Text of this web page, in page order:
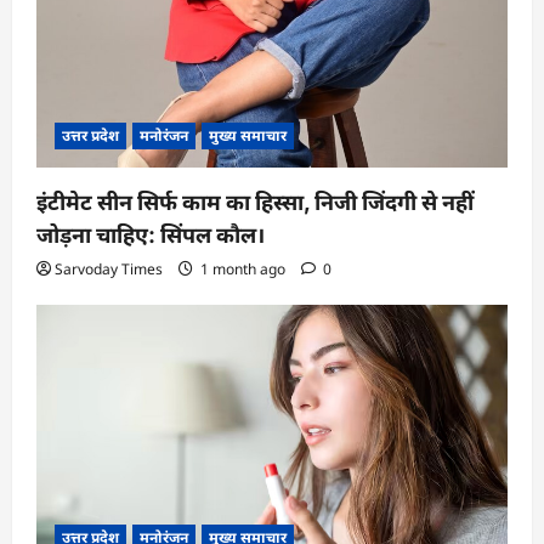
उत्तर प्रदेश मनोरंजन मुख्य समाचार
इंटीमेट सीन सिर्फ काम का हिस्सा, निजी जिंदगी से नहीं
जोड़ना चाहिए: सिंपल कौल।
Sarvoday Times 1 month ago 0
उत्तर प्रदेश मनोरंजन मुख्य समाचार